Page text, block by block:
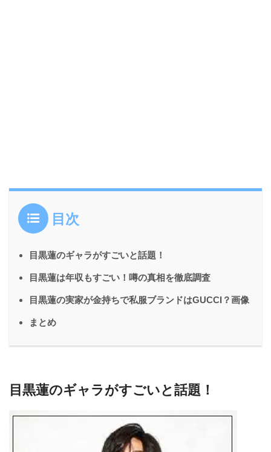
目次
目黒蓮のギャラがすごいと話題！
目黒蓮は年収もすごい！噂の真相を徹底調査
目黒蓮の実家が金持ちで私服ブランドはGUCCI？画像
まとめ
目黒蓮のギャラがすごいと話題！